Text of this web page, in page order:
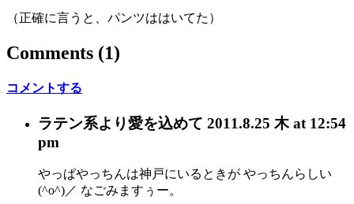
（正確に言うと、パンツははいてた）
Comments (1)
コメントする
ラテン系より愛を込めて 2011.8.25 木 at 12:54
pm
やっぱやっちんは神戸にいるときが やっちんらしい
(^o^)／ なごみますぅー。